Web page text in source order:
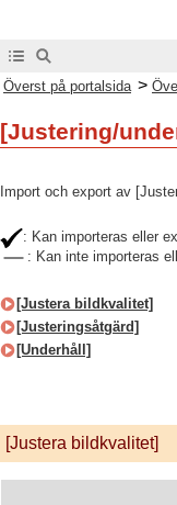
Överst på portalsida >
[Justering/
Import och export av
: Kan importeras eller
: Kan inte importeras
[Justera bildkvalitet]
[Justeringsåtgärd]
[Underhåll]
[Justera bildkvalitet]